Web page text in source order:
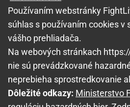
Používaním webstránky
súhlas s používaním cookies v
vášho prehliadača.
Na webových stránkach
nie sú prevádzkované
neprebieha sprostredkovanie
Dôležité odkazy: Ministerstvo